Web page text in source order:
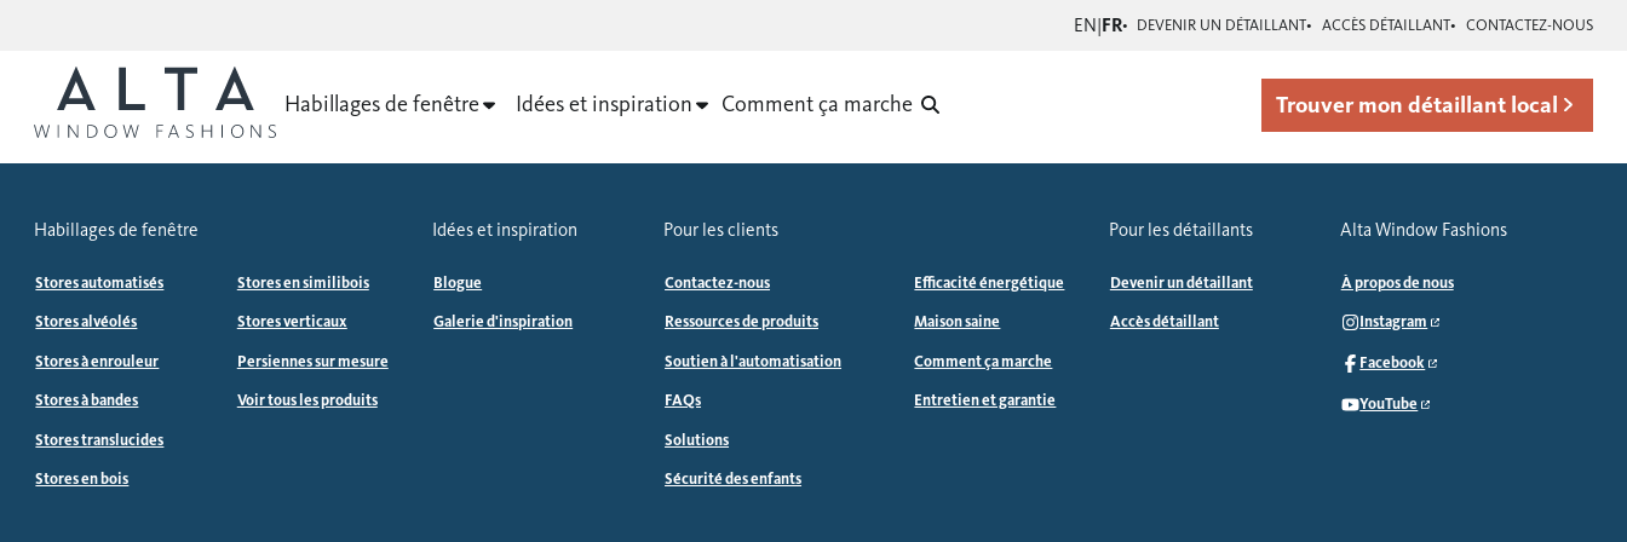
EN|FR DEVENIR UN DÉTAILLANT ACCÈS DÉTAILLANT CONTACTEZ-NOUS
Habillages de fenêtre Idées et inspiration Comment ça marche Trouver mon détaillant local
Habillages de fenêtre
Stores automatisés
Stores alvéolés
Stores à enrouleur
Stores à bandes
Stores translucides
Stores en bois
Stores en similibois
Stores verticaux
Persiennes sur mesure
Voir tous les produits
Idées et inspiration
Blogue
Galerie d'inspiration
Pour les clients
Contactez-nous
Ressources de produits
Soutien à l'automatisation
FAQs
Solutions
Sécurité des enfants
Efficacité énergétique
Maison saine
Comment ça marche
Entretien et garantie
Pour les détaillants
Devenir un détaillant
Accès détaillant
Alta Window Fashions
À propos de nous
Instagram
Facebook
YouTube